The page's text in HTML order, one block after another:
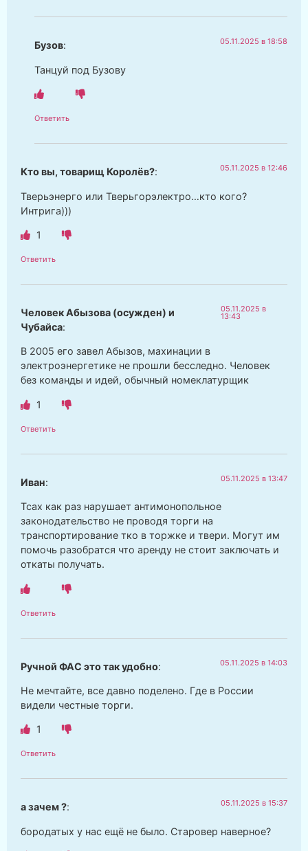
Бузов: 05.11.2025 в 18:58
Танцуй под Бузову
Ответить
Кто вы, товарищ Королёв?: 05.11.2025 в 12:46
Тверьэнерго или Тверьгорэлектро…кто кого?
Интрига)))
1
Ответить
Человек Абызова (осужден) и
Чубайса:
05.11.2025 в
13:43
В 2005 его завел Абызов, махинации в
электроэнергетике не прошли бесследно. Человек
без команды и идей, обычный номеклатурщик
1
Ответить
Иван: 05.11.2025 в 13:47
Тсах как раз нарушает антимонопольное
законодательство не проводя торги на
транспортирование тко в торжке и твери. Могут им
помочь разобратся что аренду не стоит заключать и
откаты получать.
Ответить
Ручной ФАС это так удобно: 05.11.2025 в 14:03
Не мечтайте, все давно поделено. Где в России
видели честные торги.
1
Ответить
а зачем ?: 05.11.2025 в 15:37
бородатых у нас ещё не было. Старовер наверное?